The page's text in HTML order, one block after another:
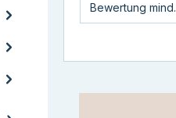
Bewertung mind.